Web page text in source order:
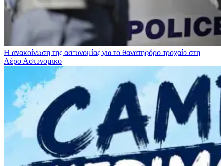
Η ανακοίνωση της αστυνομίας για το θανατηφόρο τροχαίο στη
Λέρο Αστυνομικο